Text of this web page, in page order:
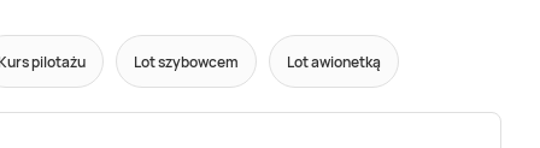
pilotażu Lot szybowcem Lot awionetką